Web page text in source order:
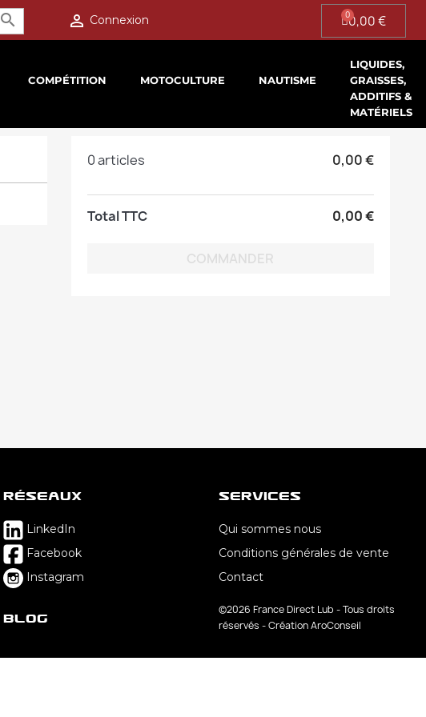
 Connexion
 0,00 €
COMPÉTITION MOTOCULTURE NAUTISME
LIQUIDES,
GRAISSES,
ADDITIFS &
MATÉRIELS
0 articles 0,00 €
Total TTC 0,00 €
COMMANDER
Réseaux
LinkedIn
Facebook
Instagram
Blog
Services
Qui sommes nous
Conditions générales de vente
Contact
©2026 France Direct Lub - Tous droits
réservés - Création AroConseil